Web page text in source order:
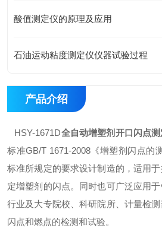
酸值测定仪的原理及应用
石油运动粘度测定仪仪器试验过程
产品介绍
HSY-1671D全自动增塑剂开口闪点测
标准GB/T 1671-2008《增塑剂闪点的
标准所规定的要求设计制造的，适用
定增塑剂的闪点。同时也可广泛应用
行业及大专院校、科研院所、计量检
闪点和燃点的检测和试验。